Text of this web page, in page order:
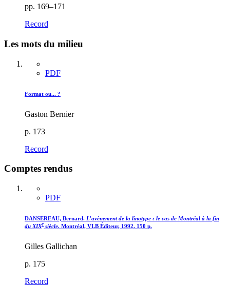
pp. 169–171
Record
Les mots du milieu
PDF
Format ou... ?
Gaston Bernier
p. 173
Record
Comptes rendus
PDF
DANSEREAU, Bernard. L’avènement de la linotype : le cas de Montréal à la fin
du XIXe siècle. Montréal, VLB Éditeur, 1992. 150 p.
Gilles Gallichan
p. 175
Record